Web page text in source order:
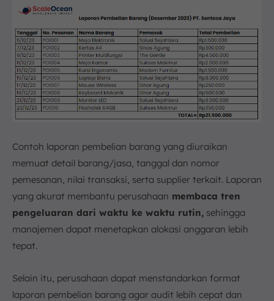
Contoh laporan pembelian barang yang diuraikan
memuat detail barang/jasa, tanggal dan nomor
pemesanan, nilai transaksi, serta supplier terkait. Laporan
yang akurat membantu perusahaan membaca tren
pengeluaran dari waktu ke waktu rutin, sehingga
manajemen dapat menetapkan alokasi anggaran lebih
tepat.
Selain itu, perusahaan dapat menstandarkan format
laporan pembelian barang agar audit lebih cepat dan